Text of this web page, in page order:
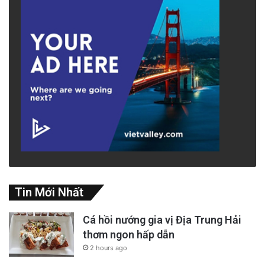
Tin Mới Nhất
Cá hồi nướng gia vị Địa Trung Hải
thơm ngon hấp dẫn
2 hours ago